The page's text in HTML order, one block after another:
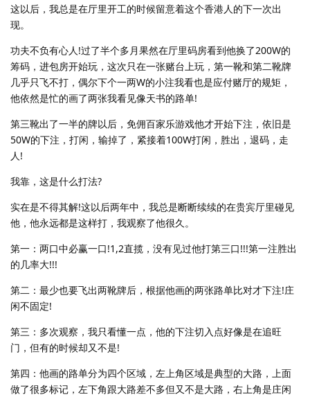
这以后，我总是在厅里开工的时候留意着这个香港人的下一次出
现。
功夫不负有心人!过了半个多月果然在厅里码房看到他换了200W的
筹码，进包房开始玩，这次只在一张赌台上玩，第一靴和第二靴牌
几乎只飞不打，偶尔下个一两W的小注我看也是应付赌厅的规矩，
他依然是忙的画了两张我看见像天书的路单!
第三靴出了一半的牌以后，免佣百家乐游戏他才开始下注，依旧是
50W的下注，打闲，输掉了，紧接着100W打闲，胜出，退码，走
人!
我靠，这是什么打法?
实在是不得其解!这以后两年中，我总是断断续续的在贵宾厅里碰见
他，他永远都是这样打，我观察了他很久。
第一：两口中必赢一口!1,2直揽，没有见过他打第三口!!!第一注胜出
的几率大!!!
第二：最少也要飞出两靴牌后，根据他画的两张路单比对才下注!庄
闲不固定!
第三：多次观察，我只看懂一点，他的下注切入点好像是在追旺
门，但有的时候却又不是!
第四：他画的路单分为四个区域，左上角区域是典型的大路，上面
做了很多标记，左下角跟大路差不多但又不是大路，右上角是庄闲